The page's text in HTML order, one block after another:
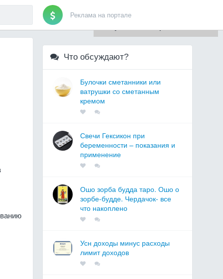
Реклама на портале
Что обсуждают?
Булочки сметанники или
ватрушки со сметанным
кремом
Свечи Гексикон при
беременности – показания и
применение
Ошо зорба будда таро. Ошо о
зорбе-будде. Чердачок- все
что накоплено
Усн доходы минус расходы
лимит доходов
Для любых предложений по